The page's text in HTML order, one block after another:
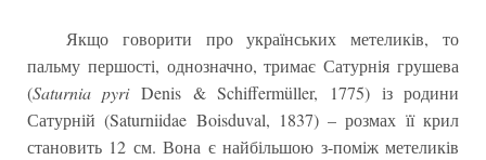
Якщо говорити про українських метеликів, то
пальму першості, однозначно, тримає Сатурнія грушева
(Saturnia pyriDenis & Schiffermüller, 1775) із родини
Сатурній (Saturniidae Boisduval, 1837) – розмах її крил
становить 12 см. Вона є найбільшою з-поміж метеликів